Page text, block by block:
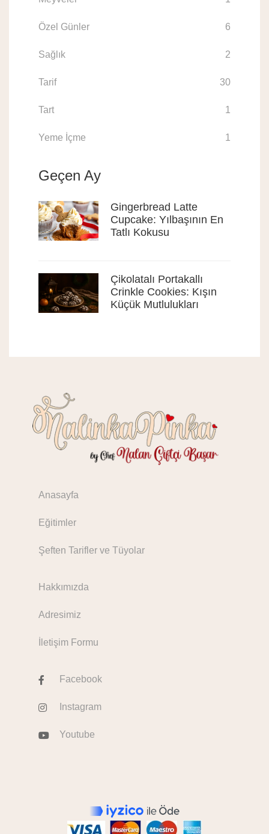
Özel Günler 6
Sağlık 2
Tarif 30
Tart 1
Yeme İçme 1
Geçen Ay
Gingerbread Latte
Cupcake: Yılbaşının En
Tatlı Kokusu
Çikolatalı Portakallı
Crinkle Cookies: Kışın
Küçük Mutlulukları
Anasayfa
Eğitimler
Şeften Tarifler ve Tüyolar
Hakkımızda
Adresimiz
İletişim Formu
Facebook
Instagram
Youtube